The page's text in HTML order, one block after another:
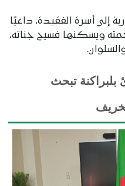
إلى أسرة الفقيدة، داعيًا
ويسكنها فسيح جناته،
بلبراكنة تبحث